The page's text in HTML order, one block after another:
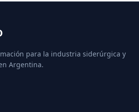
para la industria siderúrgica y
Argentina.